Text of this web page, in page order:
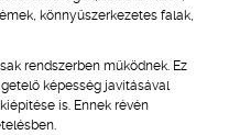
könnyűszerkezetes falak,
rendszerben működnek. Ez
képesség javításával
is. Ennek révén